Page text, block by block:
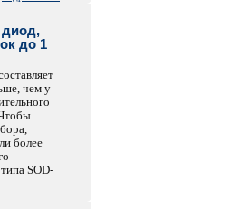
до 1
чем у
более
SOD-